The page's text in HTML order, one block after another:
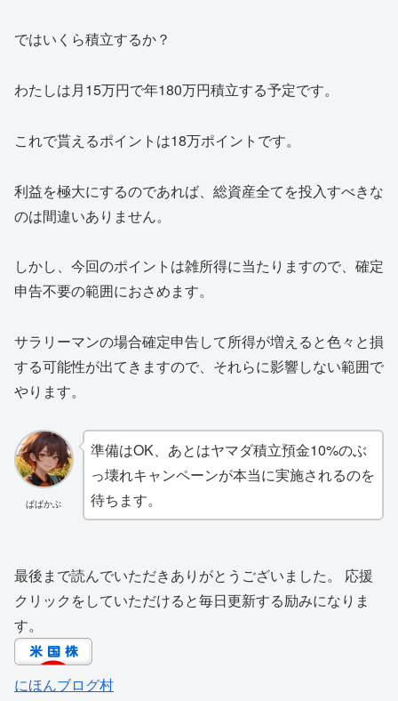
ではいくら積立するか？
わたしは月15万円で年180万円積立する予定です。
これで貰えるポイントは18万ポイントです。
利益を極大にするのであれば、総資産全てを投入すべきな
のは間違いありません。
しかし、今回のポイントは雑所得に当たりますので、確定
申告不要の範囲におさめます。
サラリーマンの場合確定申告して所得が増えると色々と損
する可能性が出てきますので、それらに影響しない範囲で
やります。
ぱぱかぶ
準備はOK、あとはヤマダ積立預金10%のぶ
っ壊れキャンペーンが本当に実施されるのを
待ちます。
最後まで読んでいただきありがとうございました。 応援
クリックをしていただけると毎日更新する励みになりま
す。
にほんブログ村